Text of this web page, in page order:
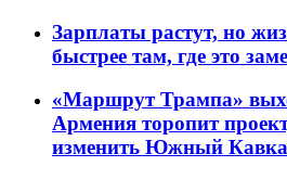
Зарплаты растут, но
быстрее там, где это
«Маршрут Трампа»
Армения торопит
изменить Южный